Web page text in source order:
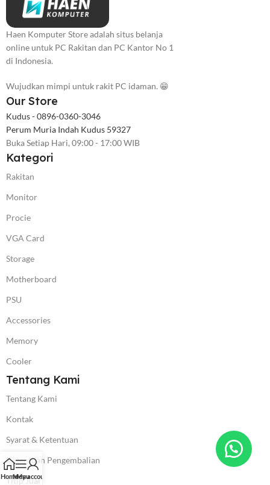
Haen Komputer Store adalah situs belanja
online untuk PC Rakitan dan PC Kantor No 1
di Indonesia.
Wujudkan mimpi untuk rakit PC idaman. 😁
Our Store
Kudus - 0896-0360-3046
Perum Muria Indah Kudus 59327
Buka Setiap Hari, 09:00 - 17:00 WIB
Kategori
Rakitan
Monitor
Procie
VGA Card
Storage
Motherboard
PSU
Accessories
Memory
Cooler
Tentang Kami
Tentang Kami
Kontak
Syarat & Ketentuan
Ketentuan Pengembalian
Titip Jual
HomeMenu
My account